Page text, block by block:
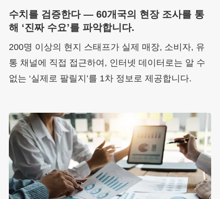
수치를 검증한다 — 60개국의 현장 조사를 통
해 ‘진짜 수요’를 파악합니다.
200명 이상의 현지 스태프가 실제 매장, 소비자, 유
통 채널에 직접 접근하여, 인터넷 데이터로는 알 수
없는 ‘실제로 팔릴지’를 1차 정보로 제공합니다.